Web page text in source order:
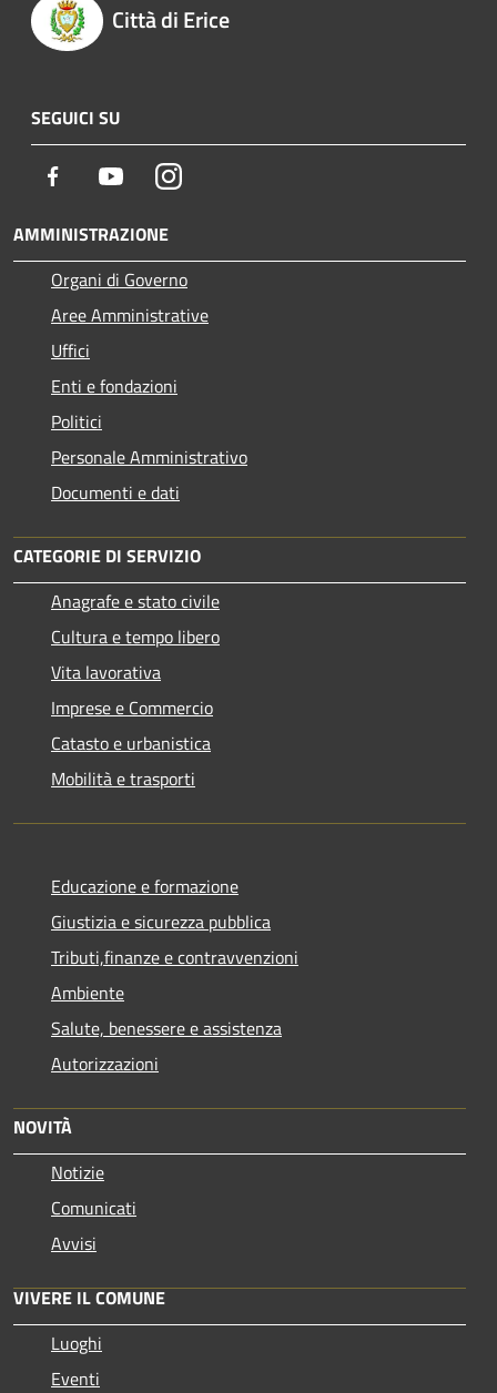
Città di Erice
SEGUICI SU
Facebook YoutubeInstagram
AMMINISTRAZIONE
Organi di Governo
Aree Amministrative
Uffici
Enti e fondazioni
Politici
Personale Amministrativo
Documenti e dati
CATEGORIE DI SERVIZIO
Anagrafe e stato civile
Cultura e tempo libero
Vita lavorativa
Imprese e Commercio
Catasto e urbanistica
Mobilità e trasporti
Educazione e formazione
Giustizia e sicurezza pubblica
Tributi,finanze e contravvenzioni
Ambiente
Salute, benessere e assistenza
Autorizzazioni
NOVITÀ
Notizie
Comunicati
Avvisi
VIVERE IL COMUNE
Luoghi
Eventi